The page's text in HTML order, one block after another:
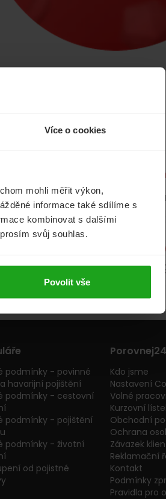
Více o cookies
mohli měřit výkon,
informace také sdílíme s
kombinovat s dalšími
svůj souhlas.
Povolit vše
Pojištění
podmínky - povinné
havarijní pojištění
podmínky - cestovní
podmínky - pojištění
podmínky - životní
od pojistné
Kdo jsme
Nastavení
Volné
Kurzovní
Obchodní
Ochrana
Závazek
Reklamační
Kontakt
Podmínky
Pravidla pro